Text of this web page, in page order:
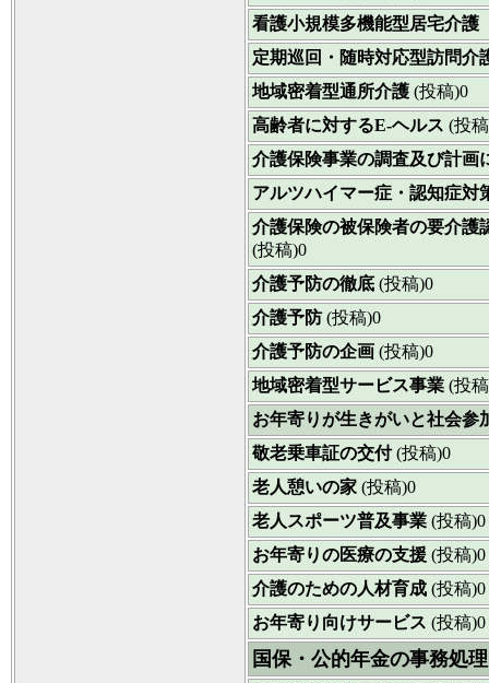
看護小規模多機能型居宅介
定期巡回・随時対応型訪問介
地域密着型通所介護 (投稿)0
高齢者に対するE-ヘルス (投
介護保険事業の調査及び計画
アルツハイマー症・認知症対
介護保険の被保険者の要介護
(投稿)0
介護予防の徹底 (投稿)0
介護予防(投稿)0
介護予防の企画 (投稿)0
地域密着型サービス事業 (投
お年寄りが生きがいと社会参
敬老乗車証の交付(投稿)0
老人憩いの家 (投稿)0
老人スポーツ普及事業 (投稿)0
お年寄りの医療の支援 (投稿)0
介護のための人材育成 (投稿)0
お年寄り向けサービス (投稿)0
国保・公的年金の事務処理